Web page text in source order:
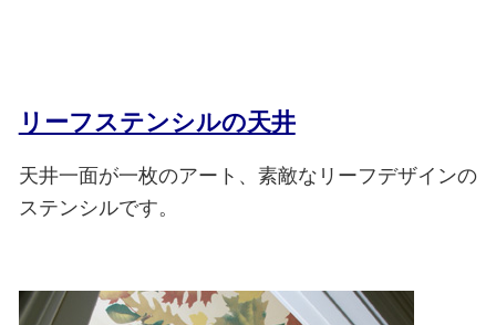
リーフステンシルの天井
天井一面が一枚のアート、素敵なリーフデザインの
ステンシルです。